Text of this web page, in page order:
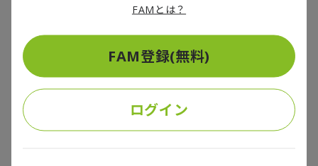
多国間の国際的な協定
人工知能（AI）が労働市場へ及ぼす
影響
FAMとは？
FAM登録(無料)
ログイン